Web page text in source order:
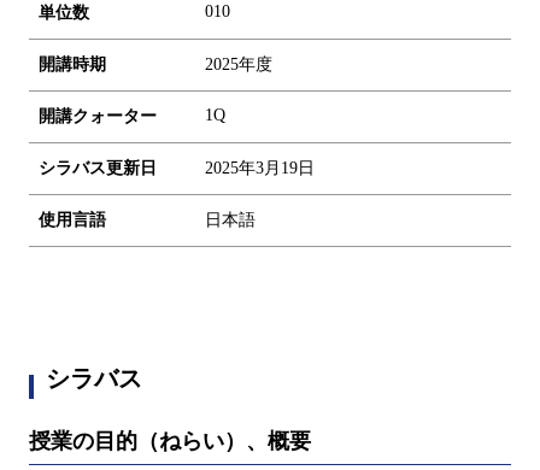
単位数 010
開講時期 2025年度
開講クォーター 1Q
シラバス更新日 2025年3月19日
使用言語 日本語
シラバス
授業の目的（ねらい）、概要